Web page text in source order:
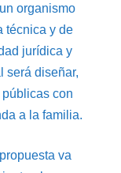
organismo
técnica y de
jurídica y
será diseñar,
con
a la familia.
va